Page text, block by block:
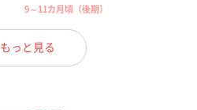
9～11カ月頃（後期）
もっと見る